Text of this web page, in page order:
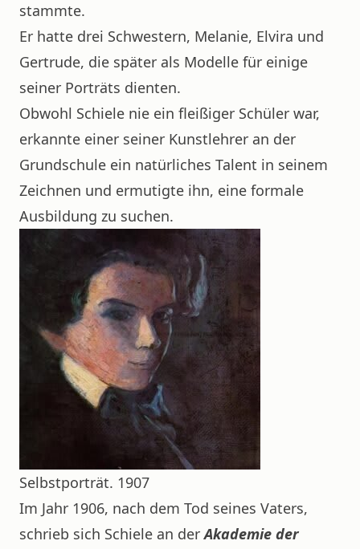
stammte.
Er hatte drei Schwestern, Melanie, Elvira und
Gertrude, die später als Modelle für einige
seiner Porträts dienten.
Obwohl Schiele nie ein fleißiger Schüler war,
erkannte einer seiner Kunstlehrer an der
Grundschule ein natürliches Talent in seinem
Zeichnen und ermutigte ihn, eine formale
Ausbildung zu suchen.
Selbstporträt. 1907
Im Jahr 1906, nach dem Tod seines Vaters,
schrieb sich Schiele an derAkademie der